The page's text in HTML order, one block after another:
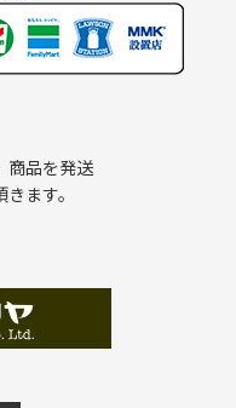
商品を発送
ます。